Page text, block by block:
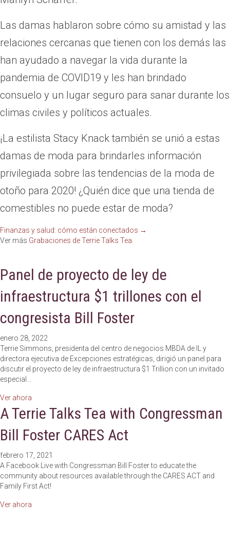
Las damas hablaron sobre cómo su amistad y las
relaciones cercanas que tienen con los demás las
han ayudado a navegar la vida durante la
pandemia de COVID19 y les han brindado
consuelo y un lugar seguro para sanar durante los
climas civiles y políticos actuales.
¡La estilista Stacy Knack también se unió a estas
damas de moda para brindarles información
privilegiada sobre las tendencias de la moda de
otoño para 2020! ¿Quién dice que una tienda de
comestibles no puede estar de moda?
Navegación
publicaciones
Finanzas y salud: cómo están conectados →
Ver más Grabaciones de Terrie Talks Tea.
Panel de proyecto de ley de
infraestructura $1 trillones con el
congresista Bill Foster
enero 28, 2022
Terrie Simmons, presidenta del centro de negocios MBDA de IL y
directora ejecutiva de Excepciones estratégicas, dirigió un panel para
discutir el proyecto de ley de infraestructura $1 Trillion con un invitado
especial...
Ver ahora
A Terrie Talks Tea with Congressman
Bill Foster CARES Act
febrero 17, 2021
A Facebook Live with Congressman Bill Foster to educate the
community about resources available through the CARES ACT and
Family First Act!
Ver ahora